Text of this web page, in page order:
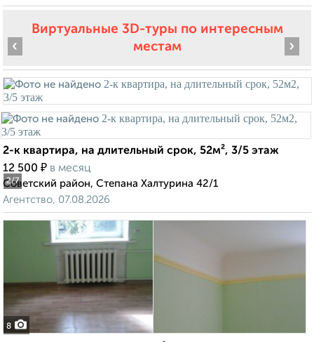
Виртуальные 3D-туры по интересным
местам
2/7
‹ ›
2-к квартира, на длительный срок, 52м², 3/5 этаж
12 500 ₽ в месяц
Советский район, Степана Халтурина 42/1
Агентство, 07.08.2026
8